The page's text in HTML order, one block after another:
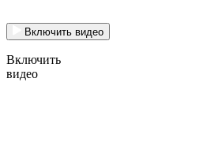
Включить видео
Включить
видео